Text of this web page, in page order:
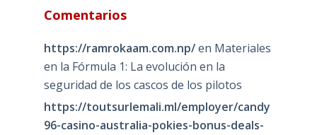
Comentarios
https://ramrokaam.com.np/en Materiales
en la Fórmula 1: La evolución en la
seguridad de los cascos de los pilotos
https://toutsurlemali.ml/employer/candy
96-casino-australia-pokies-bonus-deals-